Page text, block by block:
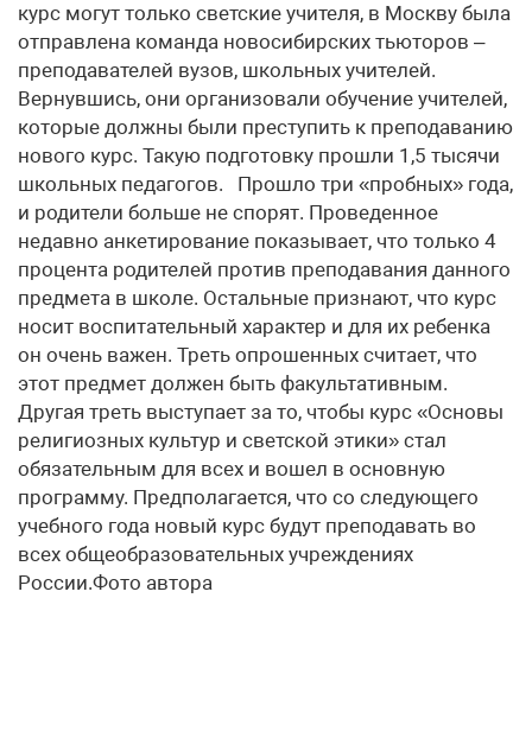
курс могут только светские учителя, в Москву была
отправлена команда новосибирских тьюторов –
преподавателей вузов, школьных учителей.
Вернувшись, они организовали обучение учителей,
которые должны были преступить к преподаванию
нового курс. Такую подготовку прошли 1,5 тысячи
школьных педагогов. Прошло три «пробных» года,
и родители больше не спорят. Проведенное
недавно анкетирование показывает, что только 4
процента родителей против преподавания данного
предмета в школе. Остальные признают, что курс
носит воспитательный характер и для их ребенка
он очень важен. Треть опрошенных считает, что
этот предмет должен быть факультативным.
Другая треть выступает за то, чтобы курс «Основы
религиозных культур и светской этики» стал
обязательным для всех и вошел в основную
программу. Предполагается, что со следующего
учебного года новый курс будут преподавать во
всех общеобразовательных учреждениях
России.Фото автора